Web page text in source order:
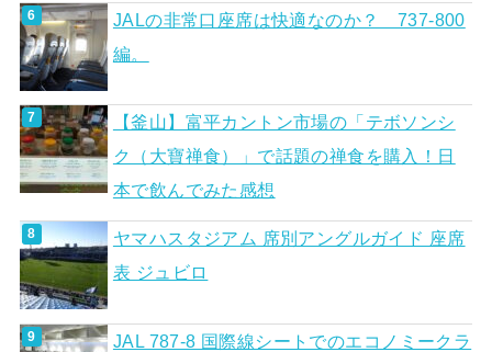
JALの非常口座席は快適なのか？ 737-800
編。
【釜山】富平カントン市場の「テボソンシ
ク（大寶禅食）」で話題の禅食を購入！日
本で飲んでみた感想
ヤマハスタジアム 席別アングルガイド 座席
表 ジュビロ
JAL 787-8 国際線シートでのエコノミークラ